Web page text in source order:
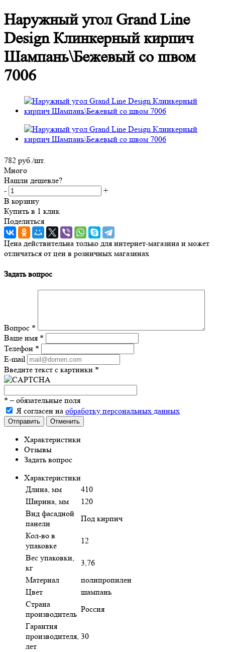
Наружный угол Grand Line
Design Клинкерный кирпич
Шампань\Бежевый со швом
7006
782 руб./шт.
Много
Нашли дешевле?
-
+
В корзину
Купить в 1 клик
Поделиться
Цена действительна только для интернет-магазина и может
отличаться от цен в розничных магазинах
Задать вопрос
Вопрос *
Ваше имя *
Телефон *
E-mail
Введите текст с картинки *
* – обязательные поля
Я согласен на обработку персональных данных
Отправить Отменить
Характеристики
Отзывы
Задать вопрос
Характеристики
Длина, мм
410
Ширина, мм
120
Вид фасадной
панели
Под кирпич
Кол-во в
упаковке
12
Вес упаковки,
кг
3,76
Материал
полипропилен
Цвет
шампань
Страна
производитель
Россия
Гарантия
производителя,
лет
30